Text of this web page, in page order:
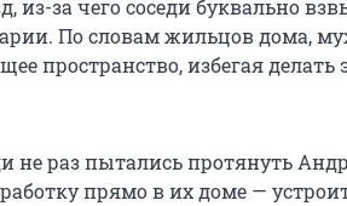
из-за чего соседи буквально
По словам жильцов дома,
пространство, избегая делать
не раз пытались протянуть
прямо в их доме —